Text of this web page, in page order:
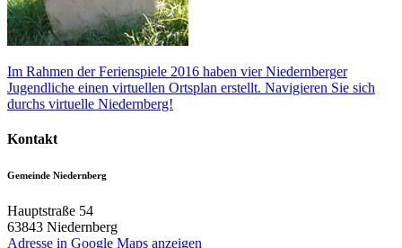
Im Rahmen der Ferienspiele 2016 haben vier Niedernberger
Jugendliche einen virtuellen Ortsplan erstellt. Navigieren Sie sich
durchs virtuelle Niedernberg!
Kontakt
Gemeinde Niedernberg
Hauptstraße 54
63843 Niedernberg
Adresse in Google Maps anzeigen